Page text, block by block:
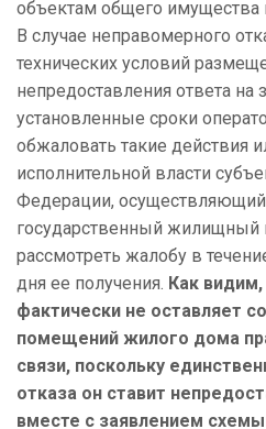
объектам общего имущества
В случае неправомерного
технических условий
непредоставления ответа на
установленные сроки
обжаловать такие действия
исполнительной власти
Федерации,
государственный жилищный
рассмотреть жалобу в
дня ее получения. Как
фактически не оставляет
помещений жилого дома
связи, поскольку
отказа он ставит
вместе с заявлением